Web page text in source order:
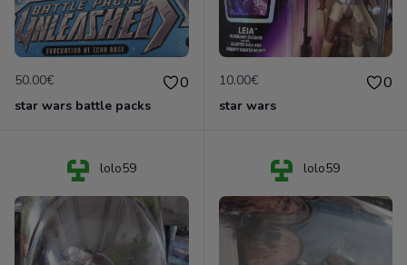
50.00€ 0
star wars battle packs
10.00€ 0
star wars
lolo59 lolo59